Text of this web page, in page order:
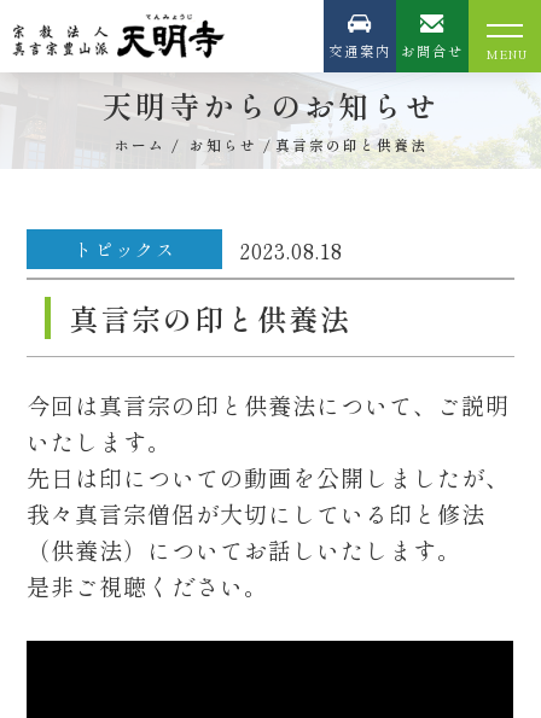
交通案内 お問合せ
天明寺からのお知らせ
ホーム お知らせ 真言宗の印と供養法
トピックス 2023.08.18
真言宗の印と供養法
今回は真言宗の印と供養法について、ご説明
いたします。
先日は印についての動画を公開しましたが、
我々真言宗僧侶が大切にしている印と修法
（供養法）についてお話しいたします。
是非ご視聴ください。